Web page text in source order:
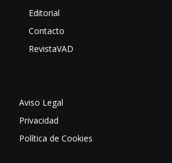
Editorial
Contacto
RevistaVAD
Aviso Legal
Privacidad
Política de Cookies